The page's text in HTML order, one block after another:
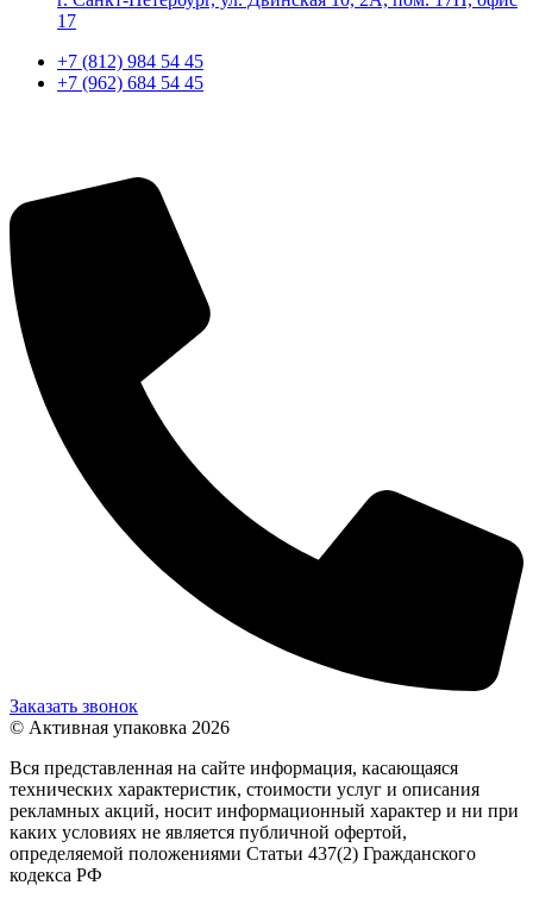
17
+7 (812) 984 54 45
+7 (962) 684 54 45
Заказать звонок
© Активная упаковка 2026
Вся представленная на сайте информация, касающаяся
технических характеристик, стоимости услуг и описания
рекламных акций, носит информационный характер и ни при
каких условиях не является публичной офертой,
определяемой положениями Статьи 437(2) Гражданского
кодекса РФ